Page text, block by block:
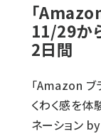
「
11/29か
2日間
「Amazon ブ
くわく感を体
ネーション